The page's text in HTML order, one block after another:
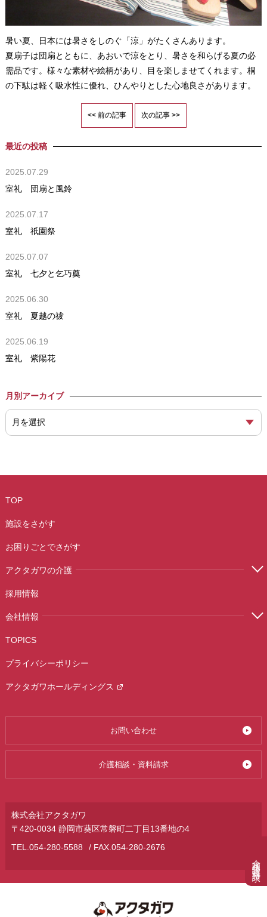
介護相談・資料請求
暑い夏、日本には暑さをしのぐ「涼」がたくさんあります。
夏扇子は団扇とともに、あおいで涼をとり、暑さを和らげる夏の必
需品です。様々な素材や絵柄があり、目を楽しませてくれます。桐
の下駄は軽く吸水性に優れ、ひんやりとした心地良さがあります。
<< 前の記事 次の記事 >>
最近の投稿
2025.07.29
室礼 団扇と風鈴
2025.07.17
室礼 祇園祭
2025.07.07
室礼 七夕と乞巧奠
2025.06.30
室礼 夏越の祓
2025.06.19
室礼 紫陽花
月別アーカイブ
TOP
施設をさがす
お困りごとでさがす
アクタガワの介護
採用情報
会社情報
お問い合わせ
TOPICS
介護相談・資料請求
プライバシーポリシー
アクタガワホールディングス
株式会社アクタガワ
〒420-0034 静岡市葵区常磐町二丁目13番地の4
TEL. 054-280-5588 / FAX.054-280-2676